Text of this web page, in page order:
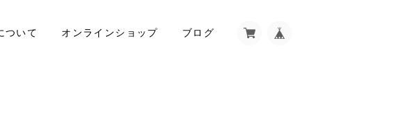
ついて オンラインショップ ブログ